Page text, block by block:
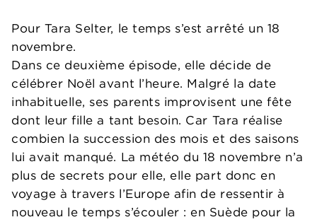
Pour Tara Selter, le temps s’est arrêté un 18
novembre.
Dans ce deuxième épisode, elle décide de
célébrer Noël avant l’heure. Malgré la date
inhabituelle, ses parents improvisent une fête
dont leur fille a tant besoin. Car Tara réalise
combien la succession des mois et des saisons
lui avait manqué. La météo du 18 novembre n’a
plus de secrets pour elle, elle part donc en
voyage à travers l’Europe afin de ressentir à
nouveau le temps s’écouler : en Suède pour la